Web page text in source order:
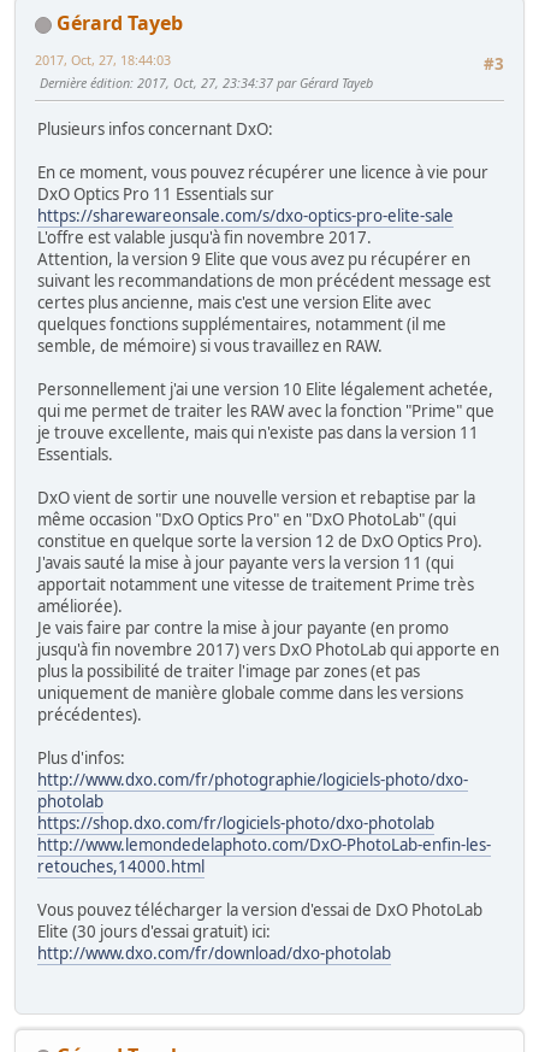
Gérard Tayeb
#3
2017, Oct, 27, 18:44:03
Dernière édition: 2017, Oct, 27, 23:34:37 par Gérard Tayeb
Plusieurs infos concernant DxO:
En ce moment, vous pouvez récupérer une licence à vie pour
DxO Optics Pro 11 Essentials sur
https://sharewareonsale.com/s/dxo-optics-pro-elite-sale
L'offre est valable jusqu'à fin novembre 2017.
Attention, la version 9 Elite que vous avez pu récupérer en
suivant les recommandations de mon précédent message est
certes plus ancienne, mais c'est une version Elite avec
quelques fonctions supplémentaires, notamment (il me
semble, de mémoire) si vous travaillez en RAW.
Personnellement j'ai une version 10 Elite légalement achetée,
qui me permet de traiter les RAW avec la fonction "Prime" que
je trouve excellente, mais qui n'existe pas dans la version 11
Essentials.
DxO vient de sortir une nouvelle version et rebaptise par la
même occasion "DxO Optics Pro" en "DxO PhotoLab" (qui
constitue en quelque sorte la version 12 de DxO Optics Pro).
J'avais sauté la mise à jour payante vers la version 11 (qui
apportait notamment une vitesse de traitement Prime très
améliorée).
Je vais faire par contre la mise à jour payante (en promo
jusqu'à fin novembre 2017) vers DxO PhotoLab qui apporte en
plus la possibilité de traiter l'image par zones (et pas
uniquement de manière globale comme dans les versions
précédentes).
Plus d'infos:
http://www.dxo.com/fr/photographie/logiciels-photo/dxo-
photolab
https://shop.dxo.com/fr/logiciels-photo/dxo-photolab
http://www.lemondedelaphoto.com/DxO-PhotoLab-enfin-les-
retouches,14000.html
Vous pouvez télécharger la version d'essai de DxO PhotoLab
Elite (30 jours d'essai gratuit) ici:
http://www.dxo.com/fr/download/dxo-photolab